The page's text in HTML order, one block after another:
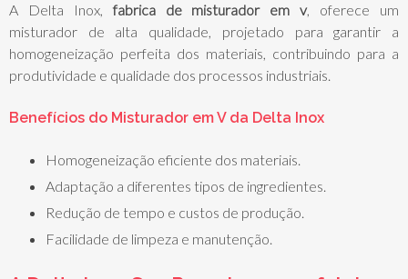
A Delta Inox,fabrica de misturador em v, oferece um
misturador de alta qualidade, projetado para garantir a
homogeneização perfeita dos materiais, contribuindo para a
produtividade e qualidade dos processos industriais.
Benefícios do Misturador em V da Delta Inox
Homogeneização eficiente dos materiais.
Adaptação a diferentes tipos de ingredientes.
Redução de tempo e custos de produção.
Facilidade de limpeza e manutenção.